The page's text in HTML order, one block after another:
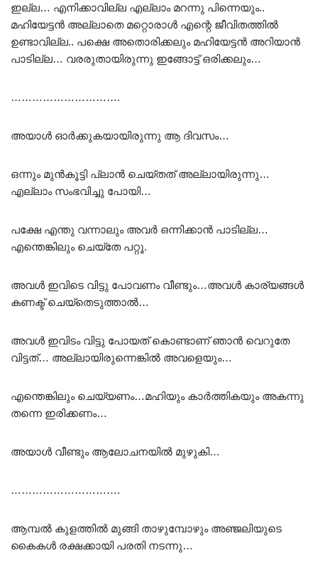
ഇല്ല… എനിക്കാവില്ല എല്ലാം മറന്നു പിന്നെയും..
മഹിയേട്ടൻ അല്ലാതെ മറ്റൊരാൾ എന്റെ ജീവിതത്തിൽ
ഉണ്ടാവില്ല.. പക്ഷെ അതൊരിക്കലും മഹിയേട്ടൻ അറിയാൻ
പാടില്ല… വരരുതായിരുന്നു ഇങ്ങോട്ട് ഒരിക്കലും…
………………………….
അയാൾ ഓർക്കുകയായിരുന്നു ആ ദിവസം…
ഒന്നും മുൻകൂട്ടി പ്ലാൻ ചെയ്തത് അല്ലായിരുന്നു…
എല്ലാം സംഭവിച്ചു പോയി…
പക്ഷേ എന്തു വന്നാലും അവർ ഒന്നിക്കാൻ പാടില്ല…
എന്തെങ്കിലും ചെയ്തേ പറ്റൂ.
അവൾ ഇവിടെ വിട്ടു പോവണം വീണ്ടും…അവൾ കാര്യങ്ങൾ
കണക്ട് ചെയ്തെടുത്താൽ…
അവൾ ഇവിടം വിട്ടു പോയത് കൊണ്ടാണ് ഞാൻ വെറുതേ
വിട്ടത്… അല്ലായിരുന്നെങ്കിൽ അവളെയും…
എന്തെങ്കിലും ചെയ്യണം…മഹിയും കാർത്തികയും അകന്നു
തന്നെ ഇരിക്കണം…
അയാൾ വീണ്ടും ആലോചനയിൽ മുഴുകി…
………………………….
ആമ്പൽ കുളത്തിൽ മുങ്ങി താഴുമ്പോഴും അഞ്ജലിയുടെ
കൈകൾ രക്ഷക്കായി പരതി നടന്നു…